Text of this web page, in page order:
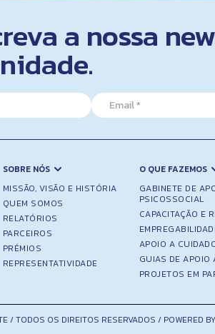
a nossa
E
m
i
SOBRE NÓS
MISSÃO, VISÃO E HISTÓRIA
QUEM SOMOS
RELATÓRIOS
PARCEIROS
PRÉMIOS
REPRESENTATIVIDADE
O QUE FAZEMOS
GABINETE DE
PSICOSSOCIAL
CAPACITAÇÃO E
APOIO A
GUIAS DE APOIO
PROJETOS EM
/ TODOS OS DIREITOS RESERVADOS / POWERED